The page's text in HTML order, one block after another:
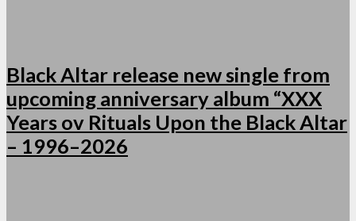
Black Altar release new single from
upcoming anniversary album “XXX
Years ov Rituals Upon the Black Altar
– 1996–2026